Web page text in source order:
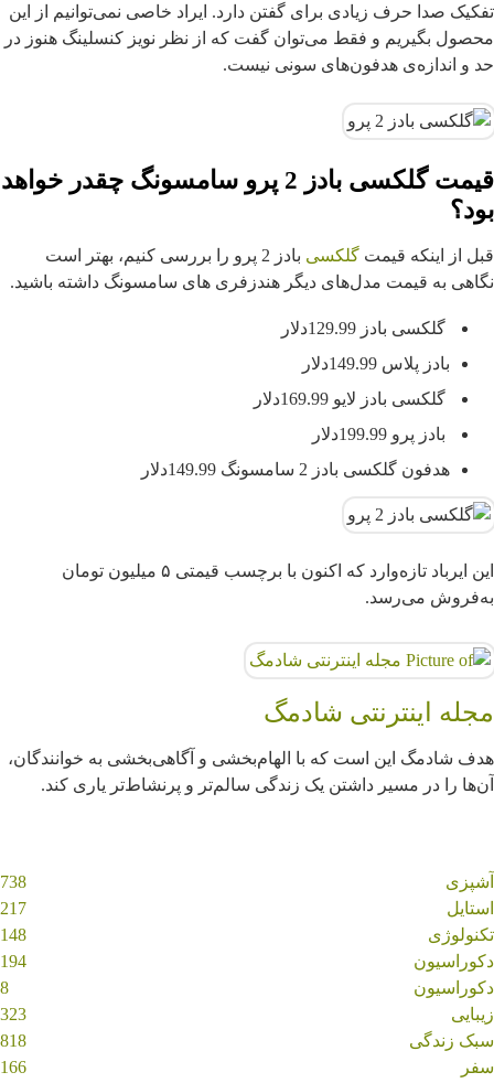
تفکیک صدا حرف زیادی برای گفتن دارد. ایراد خاصی نمی‌توانیم از این
محصول بگیریم و فقط می‌توان گفت که از نظر نویز کنسلینگ هنوز در
حد و اندازه‌ی هدفون‌های سونی نیست.
قیمت گلکسی بادز 2 پرو سامسونگ چقدر خواهد
بود؟
قبل از اینکه قیمت گلکسی
بادز 2 پرو را بررسی کنیم، بهتر است
نگاهی به قیمت مدل‌های دیگر هندزفری های سامسونگ داشته باشید.
گلکسی بادز 129.99دلار
بادز پلاس 149.99دلار
گلکسی بادز لایو 169.99دلار
بادز پرو 199.99دلار
هدفون گلکسی بادز 2 سامسونگ 149.99دلار
این ایرباد تازه‌وارد که اکنون با برچسب قیمتی ۵ میلیون تومان
به‌فروش می‌رسد.
مجله اینترنتی شادمگ
هدف شادمگ این است که با الهام‌بخشی و آگاهی‌بخشی به خوانندگان،
آن‌ها را در مسیر داشتن یک زندگی سالم‌تر و پرنشاط‌تر یاری کند.
مصرف بیش از حد پروتئین می‌تواند عمر انسان را
ساخت کرم پودر با ارد گندم در ۵ دقیقه مناسب انواع
طرح ناخن شیک و باکلاس تابستانی دخترانه برای
آشپزی
738
استایل
217
تکنولوژی
148
دکوراسیون
194
دکوراسیون
8
زیبایی
323
سبک زندگی
818
سفر
166